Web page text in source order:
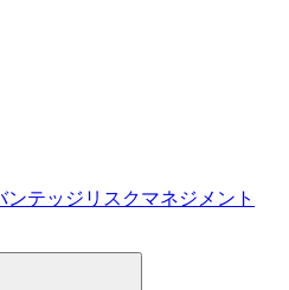
ンテッジリスクマネジメント